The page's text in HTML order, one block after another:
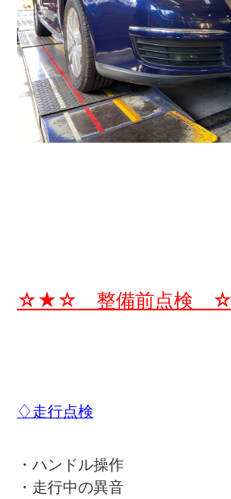
☆★☆ 整備前点検
♢走行点検
・ハンドル操作
・走行中の異音